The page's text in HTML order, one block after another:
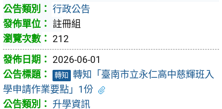
行政公告
註冊組
212
2026-06-01
轉知
轉知「臺南市立永仁高中慈輝班入
學申請作業要點」1份
升學資訊